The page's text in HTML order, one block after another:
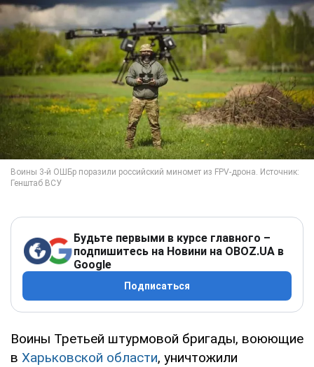
Будьте первыми в курсе главного –
подпишитесь на Новини на OBOZ.UA в
Google
Подписаться
Воины Третьей штурмовой бригады, воюющие
в Харьковской области, уничтожили